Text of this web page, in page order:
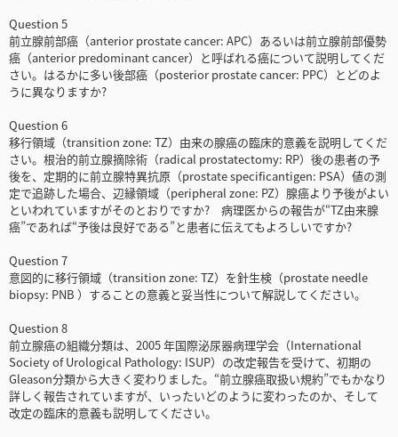
Question 5
前立腺前部癌（anterior prostate cancer: APC）あるいは前立腺前部優勢
癌（anterior predominant cancer）と呼ばれる癌について説明してくだ
さい。はるかに多い後部癌（posterior prostate cancer: PPC）とどのよ
うに異なりますか?
Question 6
移行領域（transition zone: TZ）由来の腺癌の臨床的意義を説明してくだ
さい。根治的前立腺摘除術（radical prostatectomy: RP）後の患者の予
後を、定期的に前立腺特異抗原（prostate specificantigen: PSA）値の測
定で追跡した場合、辺縁領域（peripheral zone: PZ）腺癌より予後がよい
といわれていますがそのとおりですか? 病理医からの報告が“TZ由来腺
癌”であれば“予後は良好である”と患者に伝えてもよろしいですか?
Question 7
意図的に移行領域（transition zone: TZ）を針生検（prostate needle
biopsy: PNB ）することの意義と妥当性について解説してください。
Question 8
前立腺癌の組織分類は、2005 年国際泌尿器病理学会（International
Society of Urological Pathology: ISUP）の改定報告を受けて、初期の
Gleason分類から大きく変わりました。“前立腺癌取扱い規約”でもかなり
詳しく報告されていますが、いったいどのように変わったのか、そして
改定の臨床的意義も説明してください。